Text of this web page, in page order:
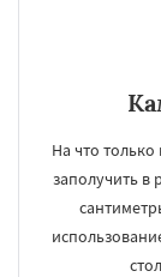
На что
заполучить в